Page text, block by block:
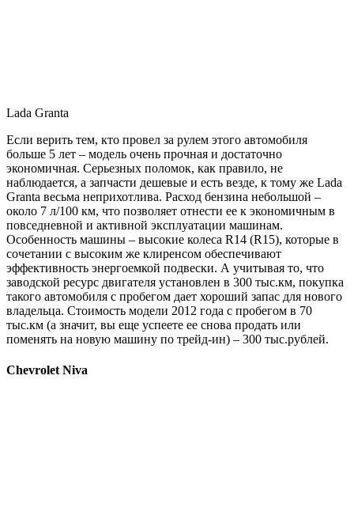
Lada Granta
Если верить тем, кто провел за рулем этого автомобиля
больше 5 лет – модель очень прочная и достаточно
экономичная. Серьезных поломок, как правило, не
наблюдается, а запчасти дешевые и есть везде, к тому же Lada
Granta весьма неприхотлива. Расход бензина небольшой –
около 7 л/100 км, что позволяет отнести ее к экономичным в
повседневной и активной эксплуатации машинам.
Особенность машины – высокие колеса R14 (R15), которые в
сочетании с высоким же клиренсом обеспечивают
эффективность энергоемкой подвески. А учитывая то, что
заводской ресурс двигателя установлен в 300 тыс.км, покупка
такого автомобиля с пробегом дает хороший запас для нового
владельца. Стоимость модели 2012 года с пробегом в 70
тыс.км (а значит, вы еще успеете ее снова продать или
поменять на новую машину по трейд-ин) – 300 тыс.рублей.
Chevrolet Niva